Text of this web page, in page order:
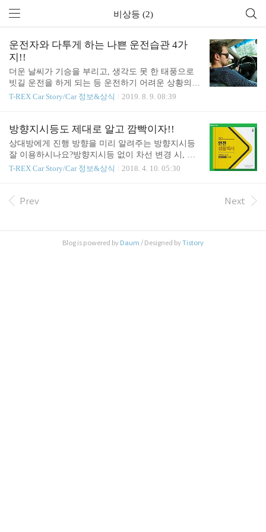
비상등 (2)
운전자와 다투게 하는 나쁜 운전습관 4가
지!!
더운 날씨가 기승을 부리고, 생각도 못 한 태풍으로
빗길 운전을 하게 되는 등 운전하기 어려운 상황의
연속이다. 이런 날씨속에서는 성인군자라고 하여도
스타일이 있는데, 이런 더운 날씨속에 자동차 안에
갇혀 있으면 운전스타일도 영향을 받아 예민해 진다.
오늘은 운전자마다 다른 운전습관을 가졌지만, 주변
고 한다. 이런 나쁜 운전습관은 상대방과의 다툼을
첫번째 나쁜 운전습관은 추월이다. 차는 기본적으로
목적지를 보다 빠르고 편안하게 가기 위해 만들어 졌
T-REX Car Story/Car 정보&상식 2019. 8. 9. 08:39
방향지시등도 제대로 알고 깜빡이자!!
상대방에게 진행 방향을 미리 알려주는 방향지시등
잘 이용하시나요?방향지시등 없이 차선 변경 시, 범
칙금이 3만원이 있습니다.좌/우 방향표시 어렵지 않
로는 100m 전에만 켜주세요.전방 또는 나에게 위험
T-REX Car Story/Car 정보&상식 2018. 4. 10. 05:30
Prev Next
Blog is powered by Daum / Designed byTistory